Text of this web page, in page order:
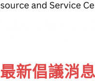
最新倡議消